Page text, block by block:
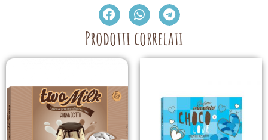
Prodotti correlati